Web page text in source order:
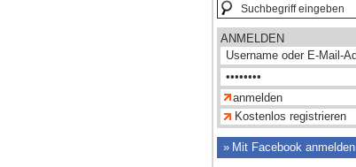
ANMELDEN
Kostenlos registrieren
Mit Facebook anmelden